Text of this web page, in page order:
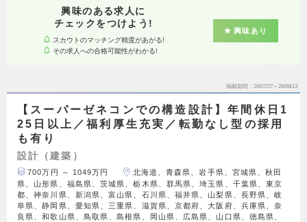
興味のある求人に
チェックをつけよう!
スカウトのマッチング精度があがる!
その求人への合格可能性がわかる!
興味あり
掲載期間 26/07/27～26/08/13
【スーパーゼネコンでの構造設計】年間休日1
25日以上／福利厚生充実／転勤なし型の採用
も有り
設計（建築）
700万円 ～ 1049万円
北海道、青森県、岩手県、宮城県、秋田
県、山形県、福島県、茨城県、栃木県、群馬県、埼玉県、千葉県、東京
都、神奈川県、新潟県、富山県、石川県、福井県、山梨県、長野県、岐
阜県、静岡県、愛知県、三重県、滋賀県、京都府、大阪府、兵庫県、奈
良県、和歌山県、鳥取県、島根県、岡山県、広島県、山口県、徳島県、